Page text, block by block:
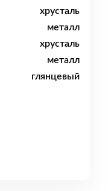
хрусталь
металл
хрусталь
металл
глянцевый